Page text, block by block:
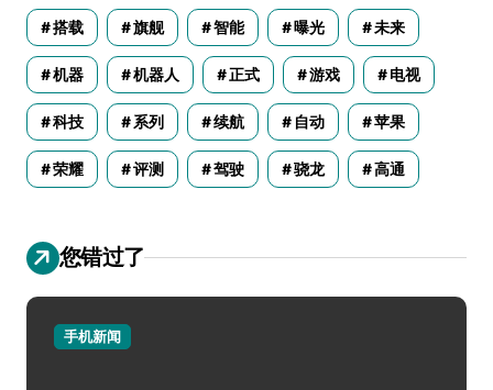
搭载 旗舰 智能 曝光 未来
机器 机器人 正式 游戏 电视
科技 系列 续航 自动 苹果
荣耀 评测 驾驶 骁龙 高通
您错过了
手机新闻